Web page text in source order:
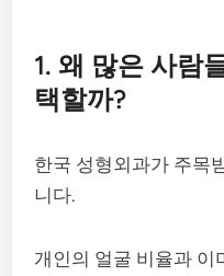
1. 왜 많은 사람
택할까?
한국 성형외과가 주목
니다.
개인의 얼굴 비율과 이